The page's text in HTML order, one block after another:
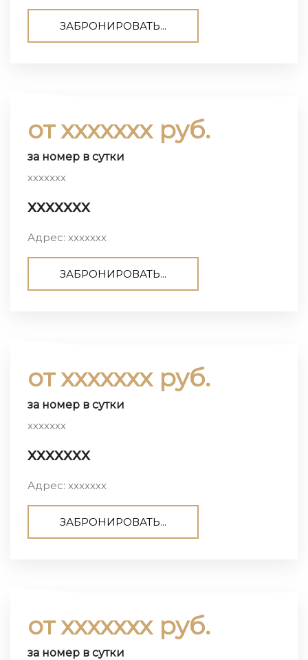
ЗАБРОНИРОВАТЬ...
от ххххххх руб.
за номер в сутки
ххххххх
ххххххх
Адрес: ххххххх
ЗАБРОНИРОВАТЬ...
от ххххххх руб.
за номер в сутки
ххххххх
ххххххх
Адрес: ххххххх
ЗАБРОНИРОВАТЬ...
от ххххххх руб.
за номер в сутки